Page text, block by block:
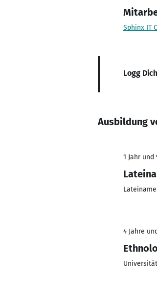
Sphinx IT
Logg
Ausbildung
1 Jahr und
4 Jahre